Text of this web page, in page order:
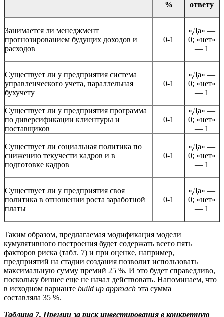
% ответу
Занимается ли менеджмент
прогнозированием будущих доходов и
расходов
0-1
«Да» —
0; «нет»
— 1
Существует ли у предприятия система
управленческого учета, параллельная
бухучету
0-1
«Да» —
0; «нет»
— 1
Существует ли у предприятия программа
по диверсификации клиентуры и
поставщиков
0-1
«Да» —
0; «нет»
— 1
Существует ли социальная политика по
снижению текучести кадров и в
подготовке кадров
0-1
«Да» —
0; «нет»
— 1
Существует ли у предприятия своя
политика в отношении роста заработной
платы
0-1
«Да» —
0; «нет»
— 1
Таким образом, предлагаемая модификация модели
кумулятивного построения будет содержать всего пять
факторов риска (табл. 7) и при оценке, например,
предприятий на стадии создания позволит использовать
максимальную сумму премий 25 %. И это будет справедливо,
поскольку бизнес еще не начал действовать. Напоминаем, что
в исходном варианте build up approach эта сумма
составляла 35 %.
Таблица 7. Премии за риск инвестирования в конкретную